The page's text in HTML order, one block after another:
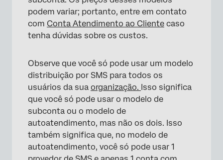
podem variar; portanto, entre em contato
com Conta Atendimento ao Cliente caso
tenha dúvidas sobre os custos.
Observe que você só pode usar um modelo
distribuição por SMS para todos os
usuários da sua organização. Isso significa
que você só pode usar o modelo de
subconta ou o modelo de
autoatendimento, mas não os dois. Isso
também significa que, no modelo de
autoatendimento, você só pode usar 1